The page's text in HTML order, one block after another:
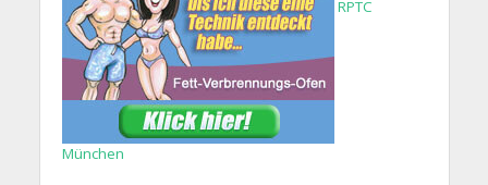
RPTC
München